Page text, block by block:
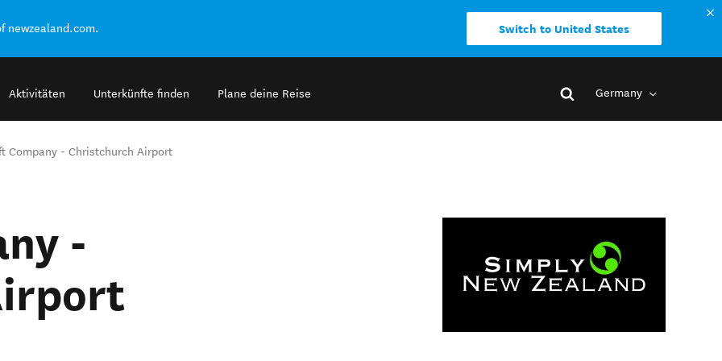
newzealand.com. Switch to United States
Aktivitäten Unterkünfte finden Plane deine Reise Germany
Company - Christchurch Airport
-